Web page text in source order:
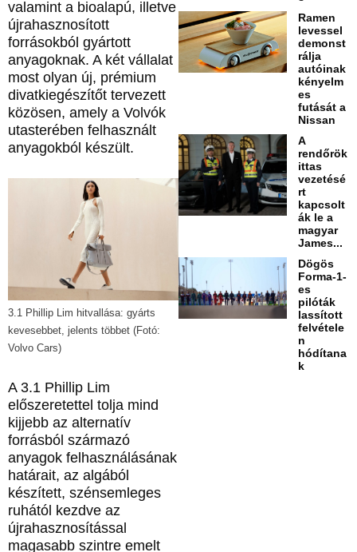
valamint a bioalapú, illetve
újrahasznosított
forrásokból gyártott
anyagoknak. A két vállalat
most olyan új, prémium
divatkiegészítőt tervezett
közösen, amely a Volvók
utasterében felhasznált
anyagokból készült.
3.1 Phillip Lim hitvallása: gyárts
kevesebbet, jelents többet (Fotó:
Volvo Cars)
A 3.1 Phillip Lim
előszeretettel tolja mind
kijjebb az alternatív
forrásból származó
anyagok felhasználásának
határait, az algából
készített, szénsemleges
ruhától kezdve az
újrahasznosítással
magasabb szintre emelt
Ramen
levessel
demonst
rálja
autóinak
kényelm
es
futását a
Nissan
A
rendőrök
ittas
vezetésé
rt
kapcsolt
ák le a
magyar
James...
Dögös
Forma-1-
es
pilóták
lassított
felvétele
n
hódítana
k